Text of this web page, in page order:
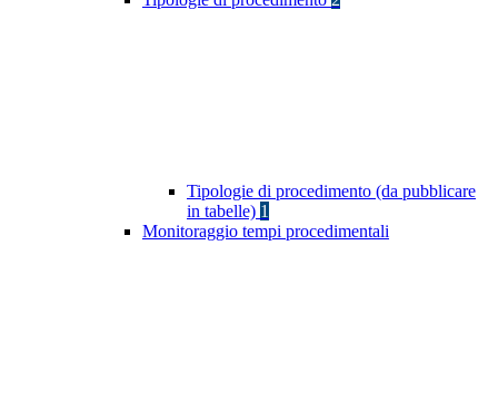
Tipologie di procedimento (da pubblicare
in tabelle) 1
Monitoraggio tempi procedimentali